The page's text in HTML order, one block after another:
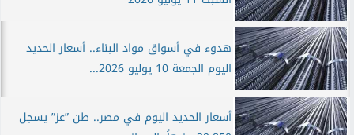
هدوء في أسواق مواد البناء.. أسعار الحديد
اليوم الجمعة 10 يوليو 2026...
أسعار الحديد اليوم في مصر.. طن ”عز” يسجل